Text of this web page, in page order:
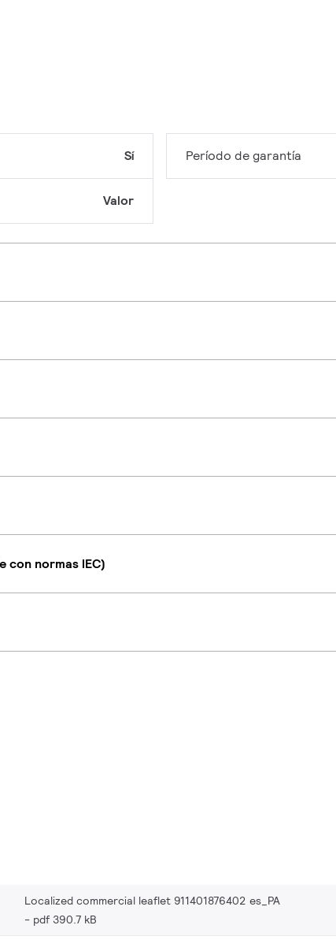
Sí
Valor
Período de garantía
con normas IEC)
Localized commercial leaflet 911401876402 es_PA
pdf 390.7 kB